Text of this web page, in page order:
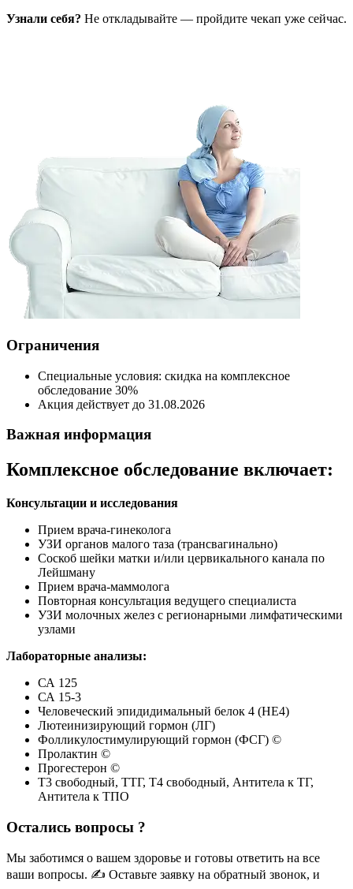
Узнали себя? Не откладывайте — пройдите чекап уже сейчас.
Ограничения
Специальные условия: скидка на комплексное
обследование 30%
Акция действует до 31.08.2026
Важная информация
Комплексное обследование включает:
Консультации и исследования
Прием врача-гинеколога
УЗИ органов малого таза (трансвагинально)
Соскоб шейки матки и/или цервикального канала по
Лейшману
Прием врача-маммолога
Повторная консультация ведущего специалиста
УЗИ молочных желез с регионарными лимфатическими
узлами
Лабораторные анализы:
СА 125
СА 15-3
Человеческий эпидидимальный белок 4 (HE4)
Лютеинизирующий гормон (ЛГ)
Фолликулостимулирующий гормон (ФСГ) ©
Пролактин ©
Прогестерон ©
Т3 свободный, ТТГ, Т4 свободный, Антитела к ТГ,
Антитела к ТПО
Остались вопросы ?
Мы заботимся о вашем здоровье и готовы ответить на все
ваши вопросы. ✍️ Оставьте заявку на обратный звонок, и